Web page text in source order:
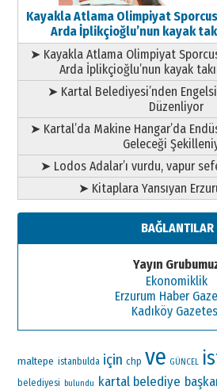
Kayakla Atlama Olimpiyat
Arda İplikçioğlu’nun kayak
➤ Kayakla Atlama Olimpiyat
Arda İplikçioğlu’nun kayak
➤ Kartal Belediyesi’nden
Düzenliyor
➤ Kartal’da Makine Hangar’da
Geleceği
➤ Lodos Adalar’ı vurdu, vapur
➤ Kitaplara Yansıyan
BAĞLANTILAR
Yayın
Ekonomiklik
Erzurum Haber
Kadıköy
maltepe istanbulda için chp ve GÜNCEL
belediyesi bulundu kartal belediye